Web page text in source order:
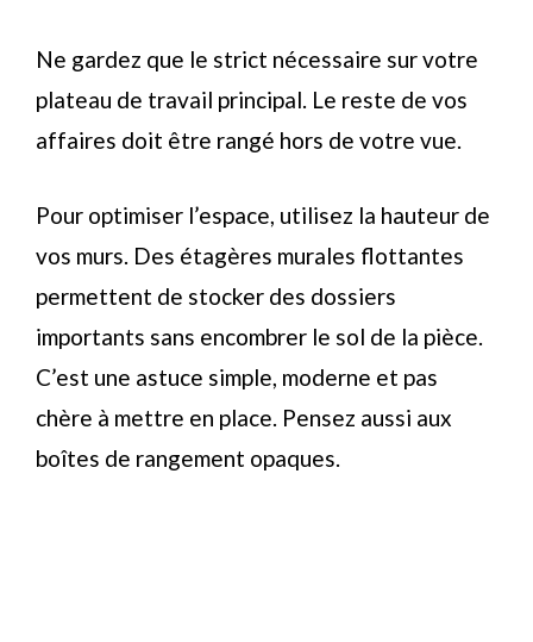
Ne gardez que le strict nécessaire sur votre
plateau de travail principal. Le reste de vos
affaires doit être rangé hors de votre vue.
Pour optimiser l’espace, utilisez la hauteur de
vos murs. Des étagères murales flottantes
permettent de stocker des dossiers
importants sans encombrer le sol de la pièce.
C’est une astuce simple, moderne et pas
chère à mettre en place. Pensez aussi aux
boîtes de rangement opaques.